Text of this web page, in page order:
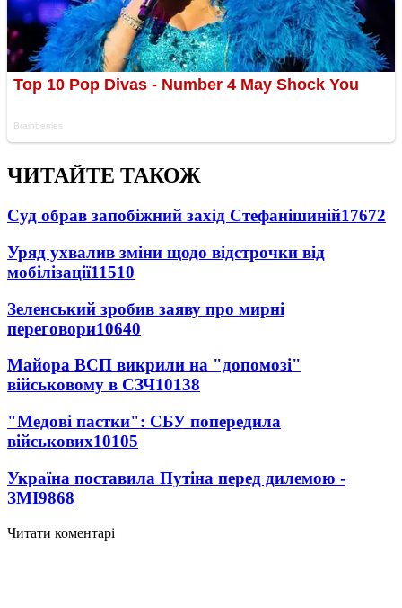
ЧИТАЙТЕ ТАКОЖ
Суд обрав запобіжний захід Стефанішиній17672
Уряд ухвалив зміни щодо відстрочки від
мобілізації11510
Зеленський зробив заяву про мирні
переговори10640
Майора ВСП викрили на "допомозі"
військовому в СЗЧ10138
"Медові пастки": СБУ попередила
військових10105
Україна поставила Путіна перед дилемою -
ЗМІ9868
Читати коментарі